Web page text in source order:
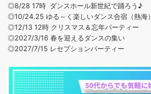
◎8/28 17時 ダンスホール新世紀で踊ろう♪
◎10/24.25 ゆる～く楽しいダンス合宿（熱海）
◎12/13 12時 クリスマス＆忘年パーティー
◎2027/3/16 春を迎えるダンスの集い
◎2027/7/15 レセプションパーティー